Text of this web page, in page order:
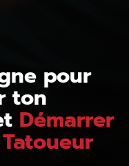
pour
ton
Démarrer